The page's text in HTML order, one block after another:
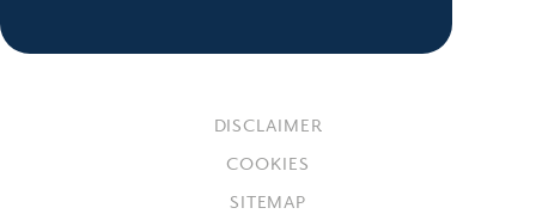
DISCLAIMER
COOKIES
SITEMAP